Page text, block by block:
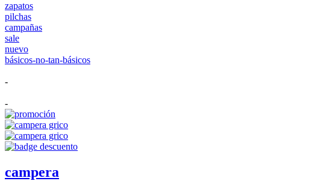
zapatos
pilchas
campañas
sale
nuevo
básicos-no-tan-básicos
-
-
campera